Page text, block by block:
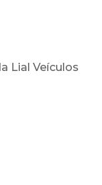
Lial Veículos